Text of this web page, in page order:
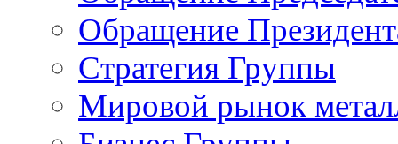
Обращение
Стратегия Группы
Мировой рынок